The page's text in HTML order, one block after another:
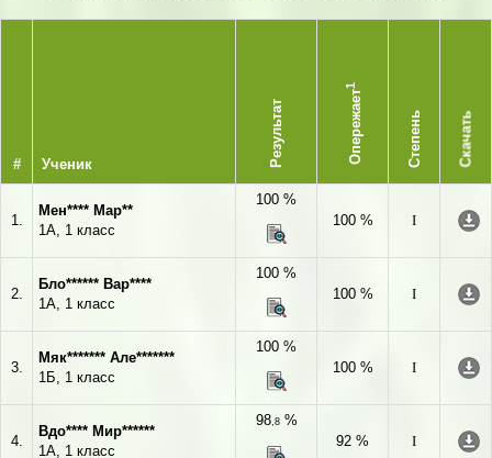
# Ученик Результат Опережает
1
Степень Скачать
1.
Мен**** Мар**
1А, 1 класс
100 %
100 %
I
2.
Бло****** Вар****
1А, 1 класс
100 %
100 %
I
3.
Мяк******* Але*******
1Б, 1 класс
100 %
100 %
I
4.
Вдо**** Мир******
1А, 1 класс
98,8%
92 %
I